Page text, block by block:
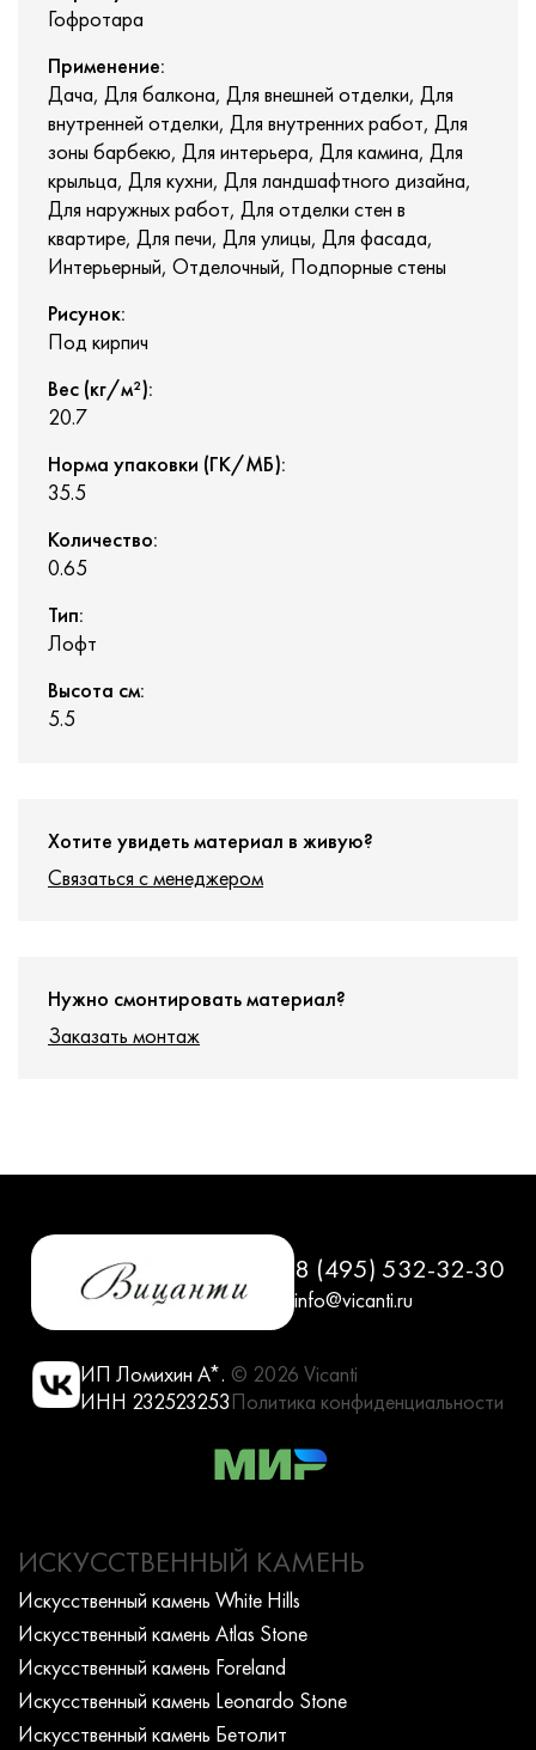
Гофротара
Применение:
Дача, Для балкона, Для внешней отделки, Для
внутренней отделки, Для внутренних работ, Для
зоны барбекю, Для интерьера, Для камина, Для
крыльца, Для кухни, Для ландшафтного дизайна,
Для наружных работ, Для отделки стен в
квартире, Для печи, Для улицы, Для фасада,
Интерьерный, Отделочный, Подпорные стены
Рисунок:
Под кирпич
Вес (кг/м²):
20.7
Норма упаковки (ГК/МБ):
35.5
Количество:
0.65
Тип:
Лофт
Высота см:
5.5
Хотите увидеть материал в живую?
Связаться с менеджером
Нужно смонтировать материал?
Заказать монтаж
8 (495) 532-32-30
info@vicanti.ru
ИП Ломихин А*.
ИНН 232523253
© 2026 Vicanti
Политика конфиденциальности
ИСКУССТВЕННЫЙ КАМЕНЬ
Искусcтвенный камень White Hills
Искусcтвенный камень Atlas Stone
Искусcтвенный камень Foreland
Искусcтвенный камень Leonardo Stone
Искусcтвенный камень Бетолит